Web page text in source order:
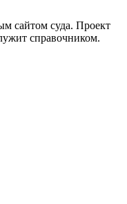
сайтом суда. Проект
справочником.